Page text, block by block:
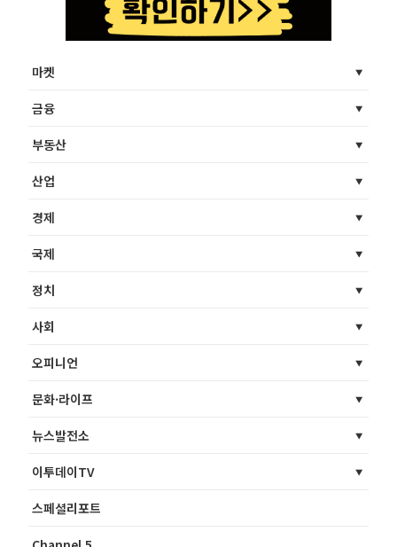
마켓
금융
부동산
산업
경제
국제
정치
사회
오피니언
문화·라이프
뉴스발전소
이투데이TV
스페셜리포트